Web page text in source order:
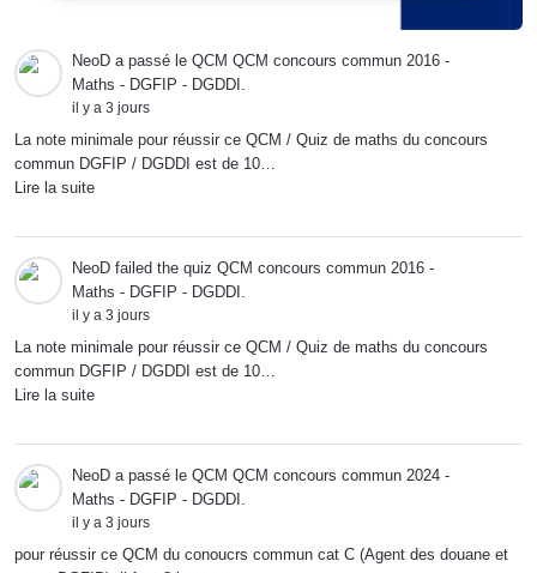
NeoD a passé le QCM QCM concours commun 2016 -
Maths - DGFIP - DGDDI .
il y a 3 jours
La note minimale pour réussir ce QCM / Quiz de maths du concours
commun DGFIP / DGDDI est de 10…
Lire la suite
NeoD failed the quiz QCM concours commun 2016 -
Maths - DGFIP - DGDDI .
il y a 3 jours
La note minimale pour réussir ce QCM / Quiz de maths du concours
commun DGFIP / DGDDI est de 10…
Lire la suite
NeoD a passé le QCM QCM concours commun 2024 -
Maths - DGFIP - DGDDI .
il y a 3 jours
pour réussir ce QCM du conoucrs commun cat C (Agent des douane et